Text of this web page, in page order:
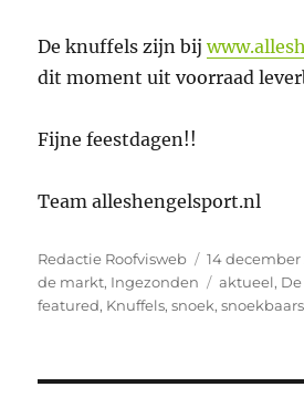
De knuffels zijn bij
dit moment uit voorraad
Fijne feestdagen!!
Team alleshengelsport.nl
Auteur
Redactie Roofvisweb
Geplaatst
op
14 december
de markt, Ingezonden Tags
aktueel,
featured, Knuffels,snoek,snoekbaars